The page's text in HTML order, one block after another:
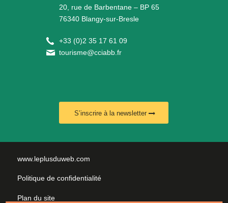
20, rue de Barbentane – BP 65
76340 Blangy-sur-Bresle
+33 (0)2 35 17 61 09
tourisme@cciabb.fr
S’inscrire à la newsletter
www.leplusduweb.com
Politique de confidentialité
Plan du site